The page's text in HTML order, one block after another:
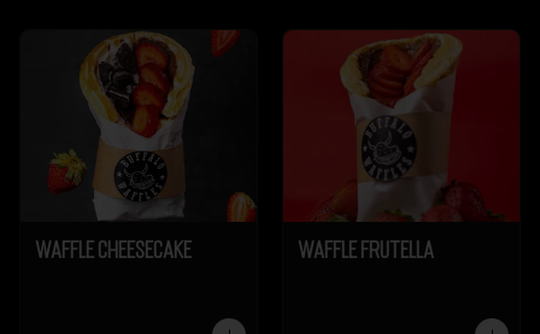
Waffle Cheesecake Waffle Frutella